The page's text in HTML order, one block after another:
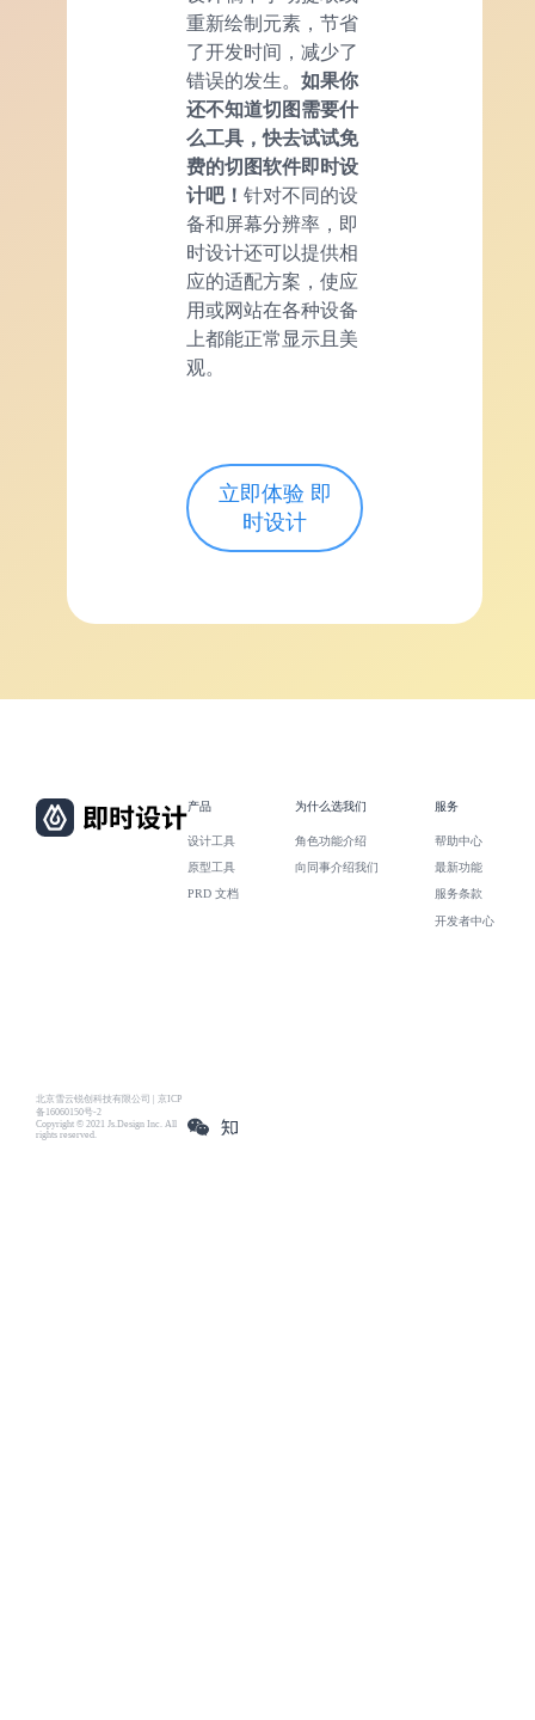
重新绘制元素，节省
了开发时间，减少了
错误的发生。 如果你
还不知道切图需要什
么工具，快去试试免
费的切图软件即时设
计吧！ 针对不同的设
备和屏幕分辨率，即
时设计还可以提供相
应的适配方案，使应
用或网站在各种设备
上都能正常显示且美
观。
立即体验 即
时设计
北京雪云锐创科技有限公司 | 京ICP
备16060150号-2
Copyright © 2021 Js.Design Inc. All
rights reserved.
产品
设计工具
原型工具
PRD 文档
为什么选我们
角色功能介绍
向同事介绍我们
服务
帮助中心
最新功能
服务条款
开发者中心